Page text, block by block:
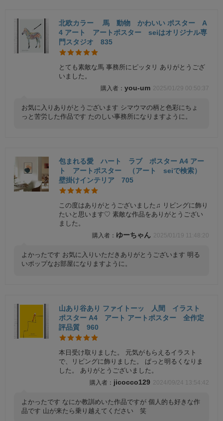
北欧カラー 馬 動物 かわいい ポスター A
4 アート アートポスター seiはオリジナル専
門スタジオ 835
とても素敵な馬 事務所にピッタリ ありがとうござ
いました。
you-um 2025/01/29 00:50:37
お気に入りありがとうございます シマウマの柄と色彩にちょ
っと苦労した作品です たのしい事務所になりますように。
包まれる愛 ハート ラブ ポスター A4 アー
ト アートポスター （アート seiで検索）
壁掛けインテリア 705
この度はありがとうございました♫ リビングに飾り
たいと思います♡ 素敵な作品をありがとうござい
ました。
ゆーちゃん 2025/01/19 11:48:20
よかったです お気に入りいただきありがとうございます 明る
いポップなお部屋になりますように。
山あり谷あり ファイトーッ 人間 イラスト
ポスター A4 アート アートポスター 全作定
評品質 960
本日受け取りました。 元気がもらえるイラスト
で、リビングに飾りました。 ぱっと明るくなりま
した。 ありがとうございました。
jicocco129 2024/09/24 13:54:42
よかったです なにか教訓めいた作品ですが 個人的も好きな作
品です 山が来たら乗り越えてください 笑